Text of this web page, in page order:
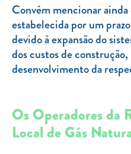
Convém mencionar
estabelecida por um
devido à expansão do
dos custos de
desenvolvimento da
Os Operadores da
Local de Gás